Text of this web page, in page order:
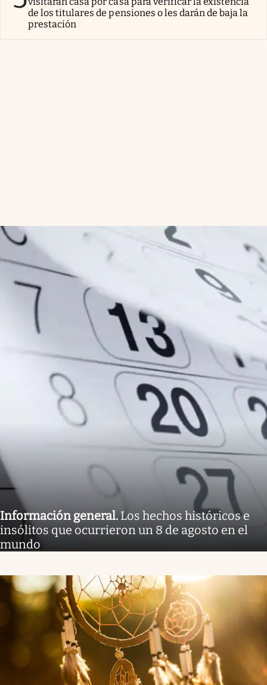
de los titulares de pensiones o les darán de baja la
prestación
Información general. Los hechos históricos e
insólitos que ocurrieron un 8 de agosto en el
mundo